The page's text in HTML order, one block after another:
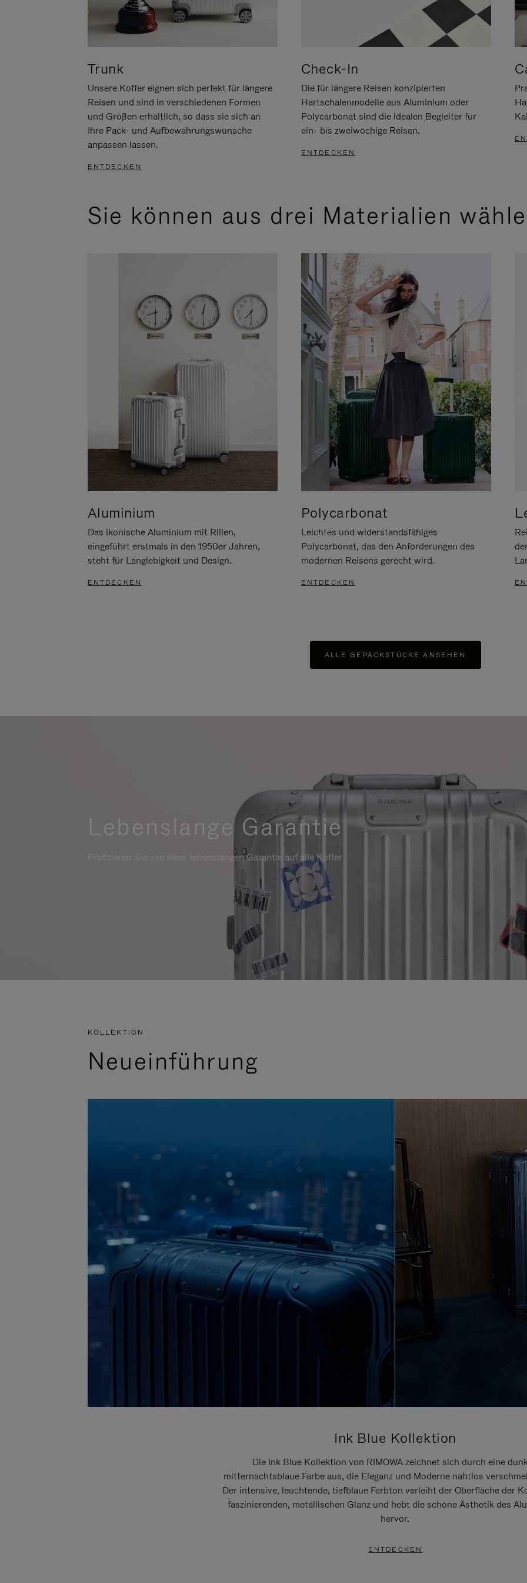
Trunk
Unsere Koffer eignen sich perfekt für längere
Reisen und sind in verschiedenen Formen
und Größen erhältlich, so dass sie sich an
Ihre Pack- und Aufbewahrungswünsche
anpassen lassen.
ENTDECKEN
Check-In
Die für längere Reisen konzipierten
Hartschalenmodelle aus Aluminium oder
Polycarbonat sind die idealen Begleiter für
ein- bis zweiwöchige Reisen.
ENTDECKEN
Sie können aus drei Materialien
Aluminium
Das ikonische Aluminium mit Rillen,
eingeführt erstmals in den 1950er Jahren,
steht für Langlebigkeit und Design.
ENTDECKEN
Polycarbonat
Leichtes und widerstandsfähiges
Polycarbonat, das den Anforderungen des
modernen Reisens gerecht wird.
ENTDECKEN
ALLE GEPÄCKSTÜCKE ANSEHEN
Lebenslange Garantie
Profitieren Sie von einer lebenslangen Garantie auf alle Koffer
KOLLEKTION
Neueinführung
Ink Blue Kollektion
Die Ink Blue Kollektion von RIMOWA zeichnet sich durch eine
mitternachtsblaue Farbe aus, die Eleganz und Moderne nahtlos
Der intensive, leuchtende, tiefblaue Farbton verleiht der Oberfläche der
faszinierenden, metallischen Glanz und hebt die schöne Ästhetik des
hervor.
ENTDECKEN